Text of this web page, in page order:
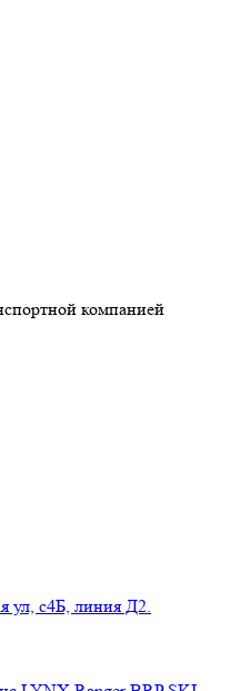
компанией
с4Б, линия Д2.